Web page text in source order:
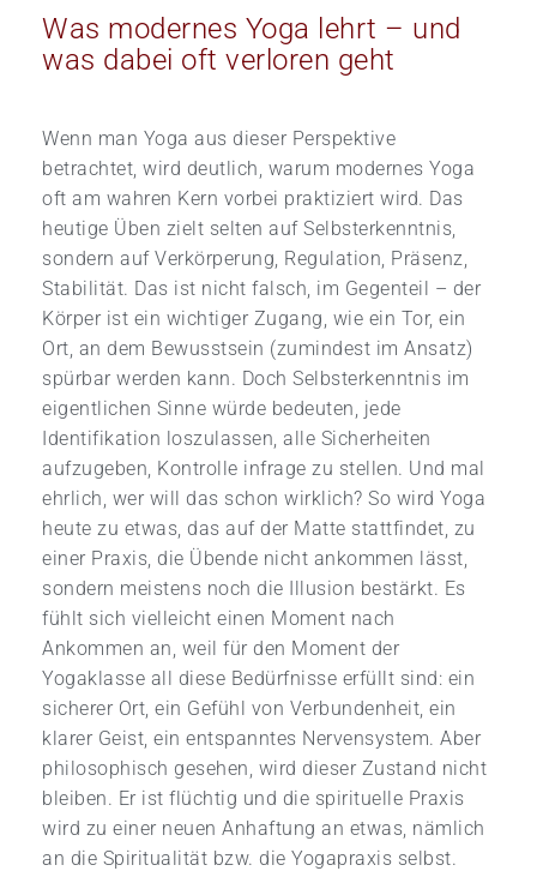
Was modernes Yoga lehrt – und
was dabei oft verloren geht
Wenn man Yoga aus dieser Perspektive
betrachtet, wird deutlich, warum modernes Yoga
oft am wahren Kern vorbei praktiziert wird. Das
heutige Üben zielt selten auf Selbsterkenntnis,
sondern auf Verkörperung, Regulation, Präsenz,
Stabilität. Das ist nicht falsch, im Gegenteil – der
Körper ist ein wichtiger Zugang, wie ein Tor, ein
Ort, an dem Bewusstsein (zumindest im Ansatz)
spürbar werden kann. Doch Selbsterkenntnis im
eigentlichen Sinne würde bedeuten, jede
Identifikation loszulassen, alle Sicherheiten
aufzugeben, Kontrolle infrage zu stellen. Und mal
ehrlich, wer will das schon wirklich? So wird Yoga
heute zu etwas, das auf der Matte stattfindet, zu
einer Praxis, die Übende nicht ankommen lässt,
sondern meistens noch die Illusion bestärkt. Es
fühlt sich vielleicht einen Moment nach
Ankommen an, weil für den Moment der
Yogaklasse all diese Bedürfnisse erfüllt sind: ein
sicherer Ort, ein Gefühl von Verbundenheit, ein
klarer Geist, ein entspanntes Nervensystem. Aber
philosophisch gesehen, wird dieser Zustand nicht
bleiben. Er ist flüchtig und die spirituelle Praxis
wird zu einer neuen Anhaftung an etwas, nämlich
an die Spiritualität bzw. die Yogapraxis selbst.